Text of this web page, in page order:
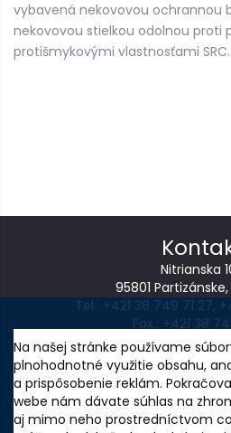
vybavená nekovovou ochrannou
nekovovou stielkou odolnou proti
protišmykovými vlastnosťami SRC.
Nitrianska
95801 Partizánske,
Tel.:
+421 38 749 71 27,
Fax.: +421 38
E-mail:
NASTAVENIE
Ochrana
Na našej stránke používame
plnohodnotné využitie obsahu,
a prispôsobenie reklám.
webe nám dávate súhlas na
aj mimo neho prostredníctvom